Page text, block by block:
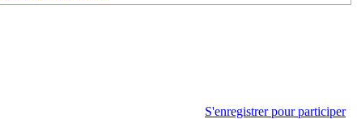
S'enregistrer pour participer